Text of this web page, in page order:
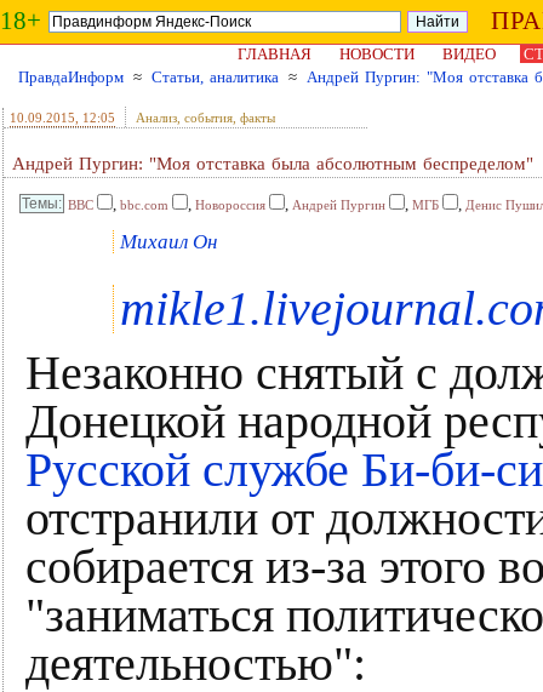
18+
ГЛАВНАЯ НОВОСТИ ВИДЕО
ПравдаИнформ ≈ Статьи, аналитика ≈ Андрей Пургин: "Моя отставка
10.09.2015 , 12:05 Анализ, события, факты
Андрей Пургин: "Моя отставка была абсолютным беспределом"
BBC , bbc.com , Новороссия , Андрей Пургин , МГБ , Денис
Михаил Он
Незаконно снятый с
Донецкой народной
Русской службе Би-би-си
отстранили от
собирается из-за этого
"заниматься
деятельностью":